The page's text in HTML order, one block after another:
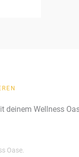
deinem Wellness
Oase.